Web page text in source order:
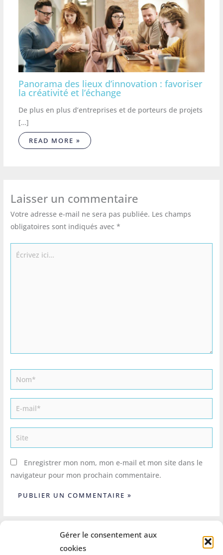
Gérer le consentement aux
cookies
Panorama des lieux d’innovation : favoriser
la créativité et l’échange
De plus en plus d’entreprises et de porteurs de projets
[…]
READ MORE »
Laisser un commentaire
Votre adresse e-mail ne sera pas publiée. Les champs
obligatoires sont indiqués avec*
Écrivez
Nom*
E-
mail*
Site
Enregistrer mon nom, mon e-mail et mon site dans le
navigateur pour mon prochain commentaire.